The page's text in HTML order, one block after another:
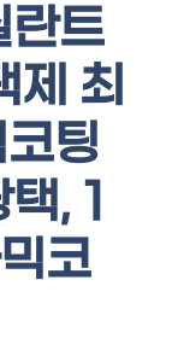
란트
최
팅
, 1
코